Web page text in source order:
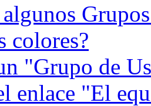
colores?
"Grupo de
enlace "El